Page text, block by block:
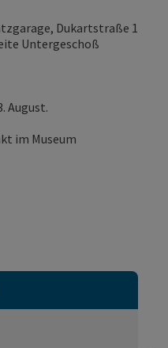
Dukartstraße 1
Untergeschoß
August.
im Museum